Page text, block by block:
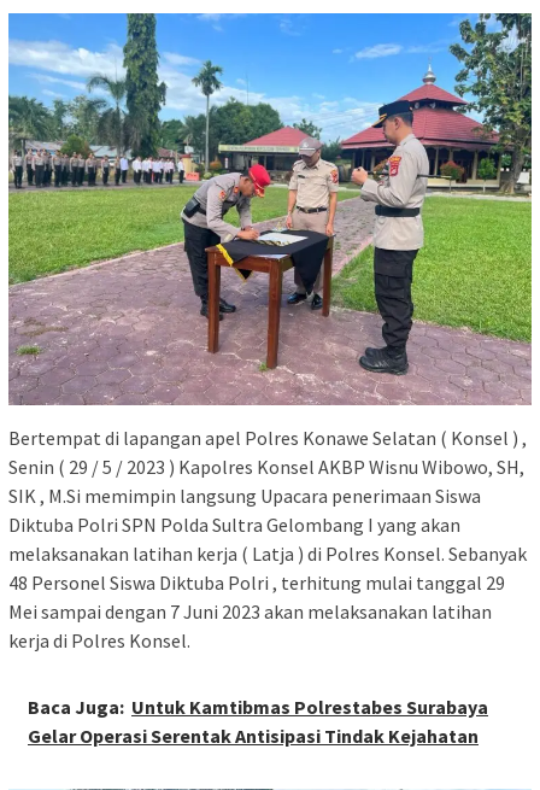
Bertempat di lapangan apel Polres Konawe Selatan ( Konsel ) ,
Senin ( 29 / 5 / 2023 ) Kapolres Konsel AKBP Wisnu Wibowo, SH,
SIK , M.Si memimpin langsung Upacara penerimaan Siswa
Diktuba Polri SPN Polda Sultra Gelombang I yang akan
melaksanakan latihan kerja ( Latja ) di Polres Konsel. Sebanyak
48 Personel Siswa Diktuba Polri , terhitung mulai tanggal 29
Mei sampai dengan 7 Juni 2023 akan melaksanakan latihan
kerja di Polres Konsel.
Baca Juga: Untuk Kamtibmas Polrestabes Surabaya
Gelar Operasi Serentak Antisipasi Tindak Kejahatan